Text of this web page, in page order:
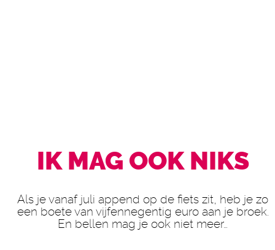
IK MAG OOK NIKS
Als je vanaf juli append op de fiets zit, heb je zo
een boete van vijfennegentig euro aan je broek.
En bellen mag je ook niet meer…